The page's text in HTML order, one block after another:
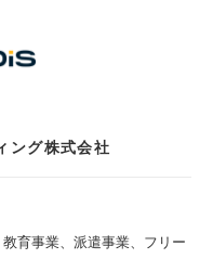
ング株式会社
育事業、派遣事業、フリー